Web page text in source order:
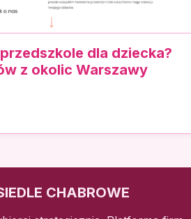
dla dziecka?
z okolic Warszawy
CHABROWE